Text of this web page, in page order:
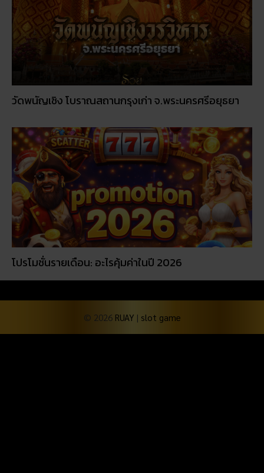
วัดพนัญเชิง โบราณสถานกรุงเก่า จ.พระนครศรีอยุธยา
โปรโมชั่นรายเดือน: อะไรคุ้มค่าในปี 2026
© 2026 RUAY | slot game